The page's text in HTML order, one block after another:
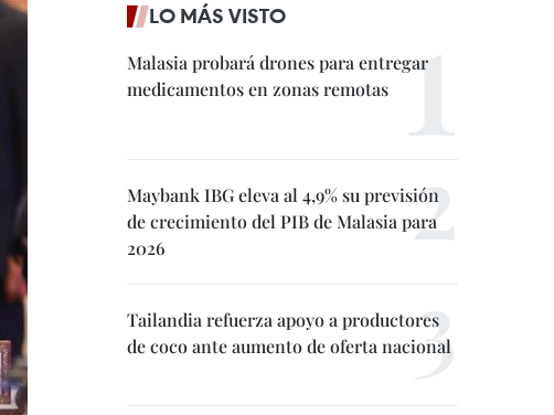
LO MÁS VISTO
Malasia probará drones para entregar
medicamentos en zonas remotas
Maybank IBG eleva al 4,9% su previsión
de crecimiento del PIB de Malasia para
2026
Tailandia refuerza apoyo a productores
de coco ante aumento de oferta nacional